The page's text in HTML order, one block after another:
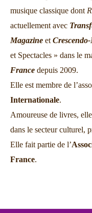
musique classique dont
actuellement avec
Magazine et
et Spectacles » dans le
France depuis 2009.
Elle est membre de
Internationale.
Amoureuse de livres,
dans le secteur culturel,
Elle fait partie de l’
France.